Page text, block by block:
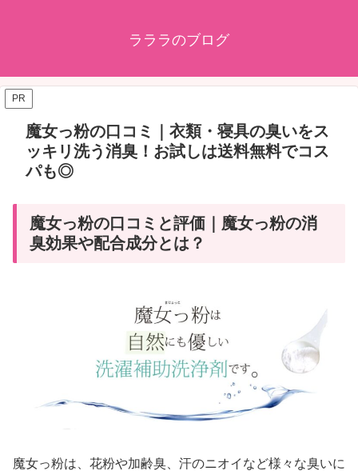
ラララのブログ
PR
魔女っ粉の口コミ｜衣類・寝具の臭いをス
ッキリ洗う消臭！お試しは送料無料でコス
パも◎
魔女っ粉の口コミと評価｜魔女っ粉の消
臭効果や配合成分とは？
魔女っ粉は、花粉や加齢臭、汗のニオイなど様々な臭いに